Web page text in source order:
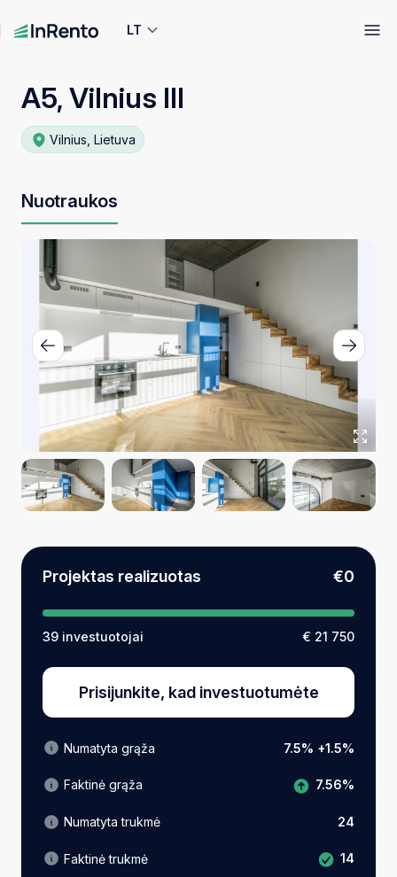
LT
A5, Vilnius III
Vilnius, Lietuva
Nuotraukos
Projektas realizuotas €0
39 investuotojai € 21 750
Prisijunkite, kad investuotumėte
Numatyta grąža 7.5% +1.5%
Faktinė grąža 7.56%
Numatyta trukmė 24
Faktinė trukmė 14